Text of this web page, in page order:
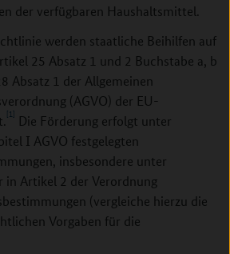
der verfügbaren Haushaltsmittel.
werden staatliche Beihilfen auf
25 Absatz 1 und 2 Buchstabe a, b
Absatz 1 der Allgemeinen
(AGVO) der EU-
[1] Die Förderung erfolgt unter
I AGVO festgelegten
insbesondere unter
in Artikel 2 der Verordnung
(vergleiche hierzu die
Vorgaben für die